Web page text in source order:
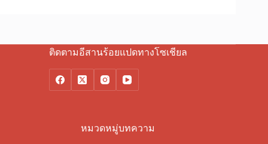
ติดตามอีสานร้อยแปดทางโซเชียล
หมวดหมู่บทความ